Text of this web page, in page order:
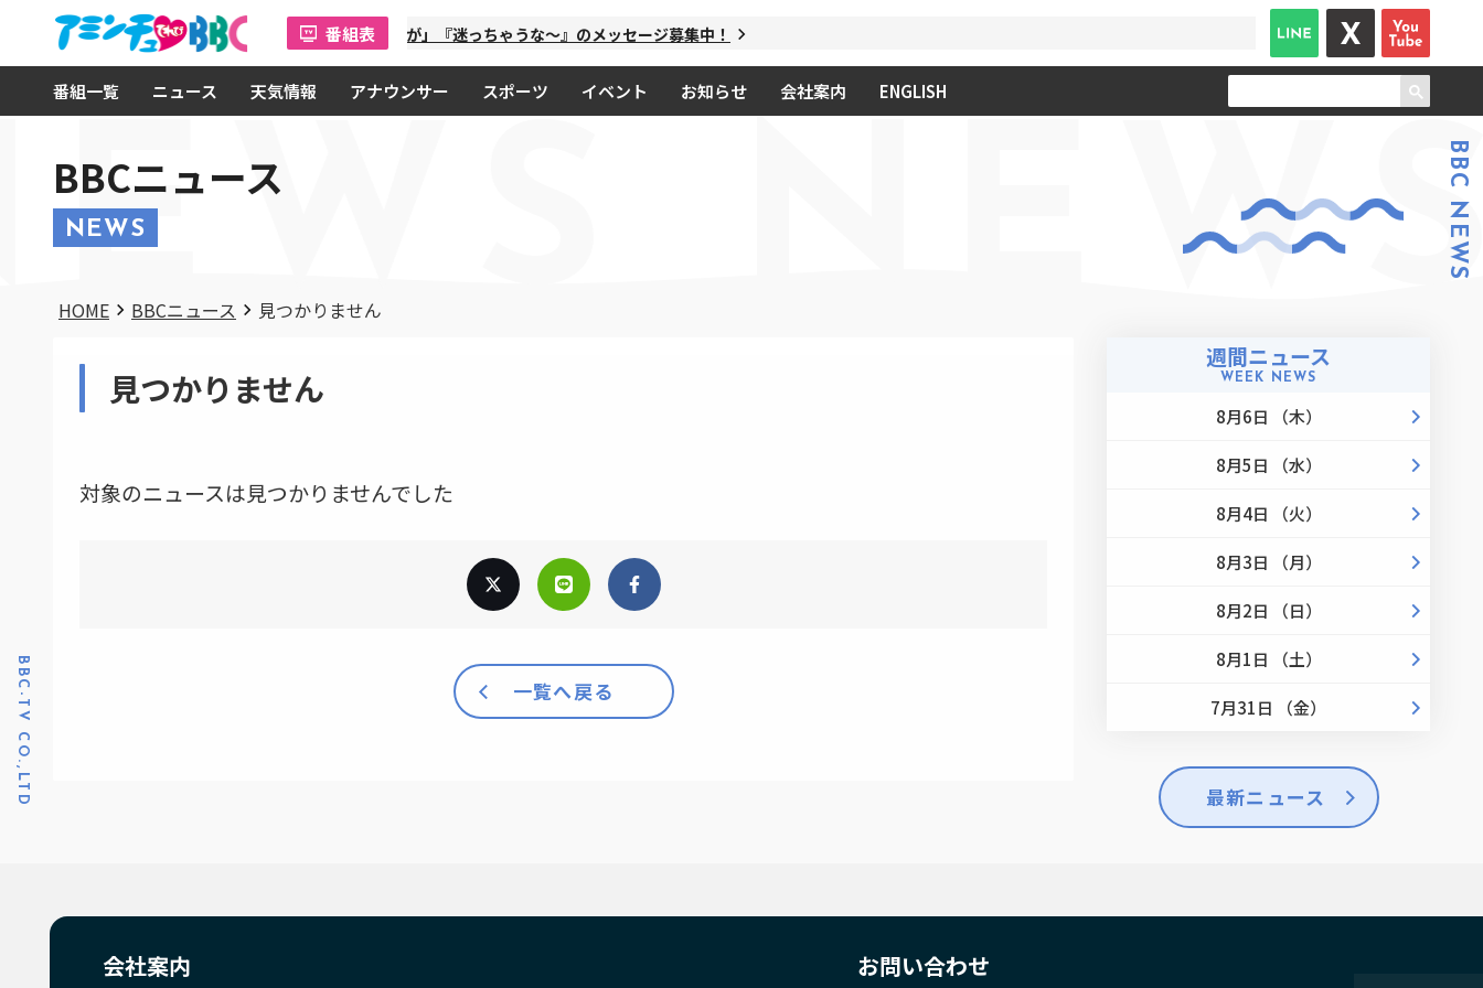
番組表
番組一覧 ニュース 天気情報 アナウンサー スポーツ イベント お知らせ 会社案内 ENGLISH
「金曜オモロしが」『迷っちゃうな～』のメッセージ募集中！
BBCニュース
NEWS BBC NEWS
HOME BBCニュース 見つかりません
見つかりません
対象のニュースは見つかりませんでした
一覧へ戻る
週間ニュース
WEEK NEWS
8月6日 （木）
8月5日 （水）
8月4日 （火）
8月3日 （月）
8月2日 （日）
8月1日 （土）
7月31日 （金）
最新ニュース
BBC-TV CO.,LTD
会社案内 お問い合わせ